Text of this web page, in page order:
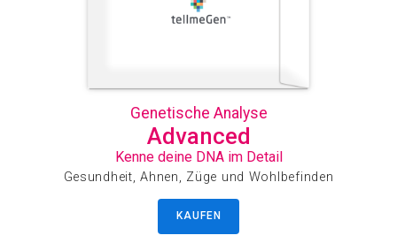
Genetische Analyse
Advanced
Kenne deine DNA im Detail
Gesundheit, Ahnen, Züge und Wohlbefinden
KAUFEN